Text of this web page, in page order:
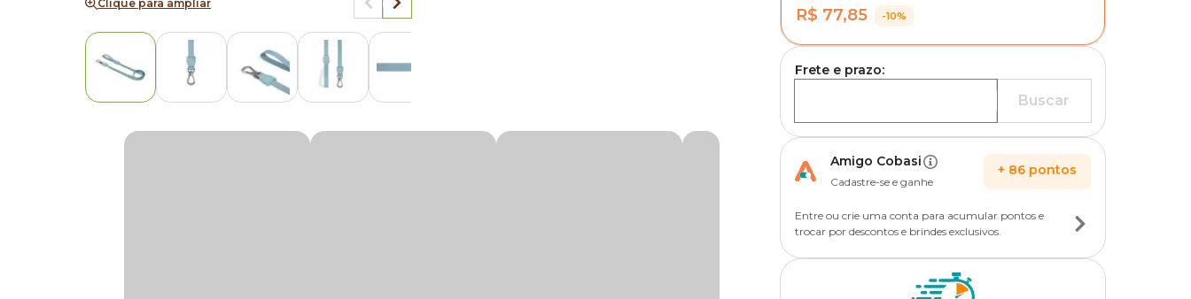
Clique para ampliar
R$ 77,85 -10%
Frete e prazo:
Buscar
Amigo Cobasi
Cadastre-se e ganhe
+ 86 pontos
Entre ou crie uma conta para acumular pontos e
trocar por descontos e brindes exclusivos.